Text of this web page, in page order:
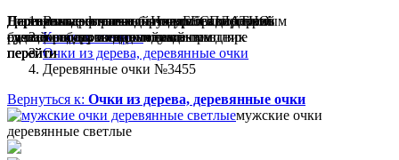
Гравировка на часахобычнаяБЕСПЛАТНО
сделай подарок индивидуальным
перейти
Деревянные флешкии ручкис гравировкой
сделаем подарок эксклюзивным
перейти
Настенные резныечасыНатуральное дерево
ручная работа в единичном экземпляре
перейти
Парные часыотличный подарок влюблённым
на годовщину или семейный праздник
перейти
Деревянные оправыдля очковбез диоптрий
будь стильным всегда и везде
перейти
Вы здесь:
Каталог товаров
Очки из дерева, деревянные очки
Деревянные очки №3455
Вернуться к: Очки из дерева, деревянные очки
мужские очки
деревянные светлые